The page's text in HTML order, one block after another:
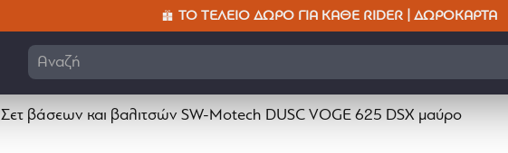
ΤΟ ΤΈΛΕΙΟ ΔΏΡΟ ΓΙΑ ΚΆΘΕ RIDER | ΔΩΡΟΚΆΡΤΑ
Αναζήτηση ε
Σετ βάσεων και βαλιτσών SW-Motech DUSC VOGE 625 DSX μαύρο